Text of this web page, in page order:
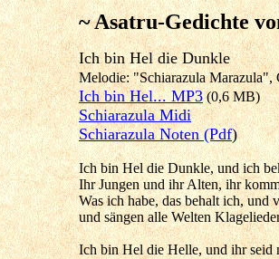
~ Asatru-Gedichte
Ich bin Hel die Dunkle
Melodie:"Schiarazula
Ich bin Hel... MP3(0,6 MB)
Schiarazula Midi
Schiarazula Noten (Pdf)
Ich bin Hel die Dunkle, und ich
Ihr Jungen und ihr Alten, ihr
Was ich habe, das behalt ich, und
und sängen alle Welten
Ich bin Hel die Helle, und ihr seid